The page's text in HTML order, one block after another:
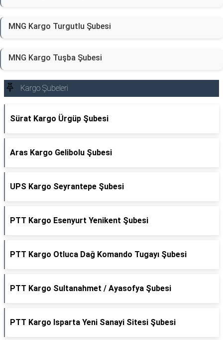
MNG Kargo Turgutlu Şubesi
MNG Kargo Tuşba Şubesi
Kargo Şubeleri
Sürat Kargo Ürgüp Şubesi
Aras Kargo Gelibolu Şubesi
UPS Kargo Seyrantepe Şubesi
PTT Kargo Esenyurt Yenikent Şubesi
PTT Kargo Otluca Dağ Komando Tugayı Şubesi
PTT Kargo Sultanahmet / Ayasofya Şubesi
PTT Kargo Isparta Yeni Sanayi Sitesi Şubesi